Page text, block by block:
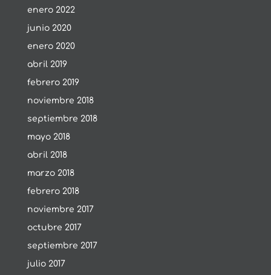
enero 2022
junio 2020
enero 2020
abril 2019
febrero 2019
noviembre 2018
septiembre 2018
mayo 2018
abril 2018
marzo 2018
febrero 2018
noviembre 2017
octubre 2017
septiembre 2017
julio 2017